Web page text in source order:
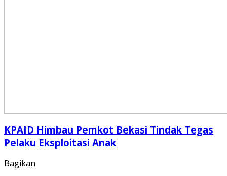
KPAID Himbau Pemkot Bekasi Tindak Tegas
Pelaku Eksploitasi Anak
Bagikan